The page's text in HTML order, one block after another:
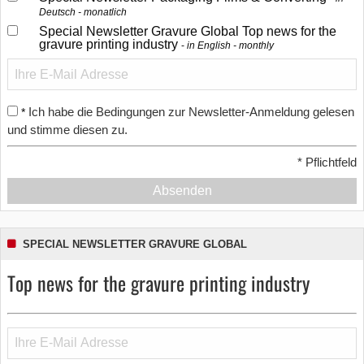
Deutsch - monatlich
Special Newsletter Gravure Global Top news for the
gravure printing industry
in English - monthly
* Ich habe die Bedingungen zur Newsletter-Anmeldung gelesen
und stimme diesen zu.
* Pflichtfeld
Absenden
SPECIAL NEWSLETTER GRAVURE GLOBAL
Top news for the gravure printing industry